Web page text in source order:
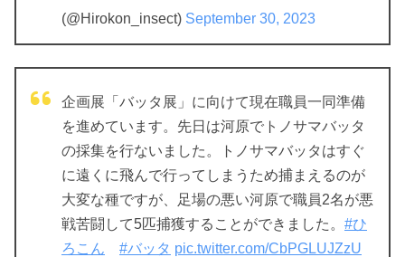
(@Hirokon_insect) September 30, 2023
企画展「バッタ展」に向けて現在職員一同準備
を進めています。先日は河原でトノサマバッタ
の採集を行ないました。トノサマバッタはすぐ
に遠くに飛んで行ってしまうため捕まえるのが
大変な種ですが、足場の悪い河原で職員2名が悪
戦苦闘して5匹捕獲することができました。 #ひ
ろこん
#バッタ pic.twitter.com/CbPGLUJZzU